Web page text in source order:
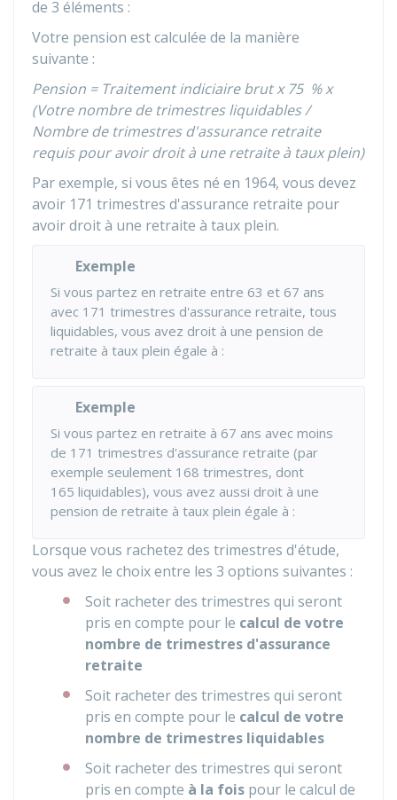
de 3 éléments :
Votre pension est calculée de la manière
suivante :
Pension = Traitement indiciaire brut x75 %x
(Votre nombre de trimestres liquidables /
Nombre de trimestres d'assurance retraite
requis pour avoir droit à une retraite à taux plein)
Par exemple, si vous êtes né en 1964, vous devez
avoir 171 trimestres d'assurance retraite pour
avoir droit à une retraite à taux plein.
Exemple
Si vous partez en retraite entre 63 et 67 ans
avec 171 trimestres d'assurance retraite, tous
liquidables, vous avez droit à une pension de
retraite à taux plein égale à :
Exemple
Si vous partez en retraite à 67 ans avec moins
de 171 trimestres d'assurance retraite (par
exemple seulement 168 trimestres, dont
165 liquidables), vous avez aussi droit à une
pension de retraite à taux plein égale à :
Lorsque vous rachetez des trimestres d'étude,
vous avez le choix entre les 3 options suivantes :
Soit racheter des trimestres qui seront
pris en compte pour le calcul de votre
nombre de trimestres d'assurance
retraite
Soit racheter des trimestres qui seront
pris en compte pour le calcul de votre
nombre de trimestres liquidables
Soit racheter des trimestres qui seront
pris en compte à la fois pour le calcul de